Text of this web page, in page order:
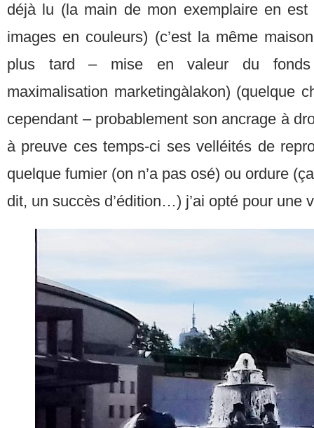
déjà lu (la main de mon exemplaire en
images en couleurs) (c’est la même
plus tard – mise en valeur du fonds
maximalisation marketingàlakon) (quelque
cependant – probablement son ancrage à
à preuve ces temps-ci ses velléités de
quelque fumier (on n’a pas osé) ou ordure
dit, un succès d’édition…) j’ai opté pour une